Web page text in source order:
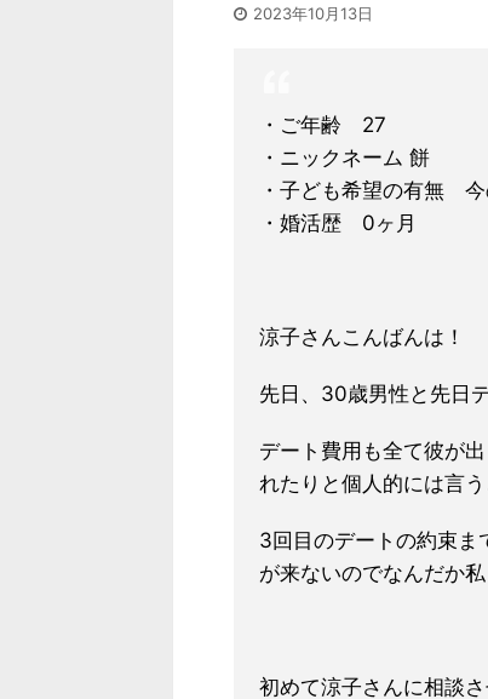
2023年10月13日
・ご年齢 27
・ニックネーム 餅
・子ども希望の有無
・婚活歴 0ヶ月
涼子さんこんばんは！
先日、30歳男性と先日
デート費用も全て彼が
れたりと個人的には言う
3回目のデートの約束ま
が来ないのでなんだか
初めて涼子さんに相談